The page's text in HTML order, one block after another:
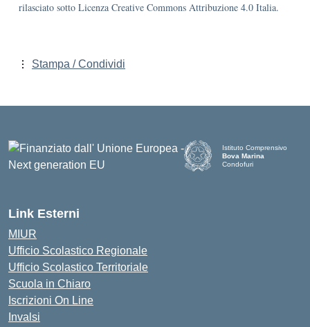
rilasciato sotto Licenza Creative Commons Attribuzione 4.0 Italia.
Stampa / Condividi
Istituto Comprensivo
Bova Marina
Condofuri
Link Esterni
MIUR
Ufficio Scolastico Regionale
Ufficio Scolastico Territoriale
Scuola in Chiaro
Iscrizioni On Line
Invalsi